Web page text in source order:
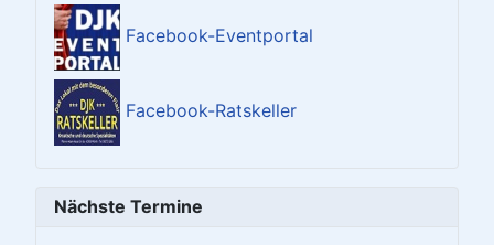
Facebook-Eventportal
Facebook-Ratskeller
Nächste Termine